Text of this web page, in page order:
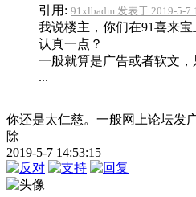
引用: 91xlbadm 发表于 2019-5-7
我说楼主，你们在91喜来
认真一点？
一般就算是广告或者软文
...
你还是太仁慈。一般网上论坛发
除
2019-5-7 14:53:15